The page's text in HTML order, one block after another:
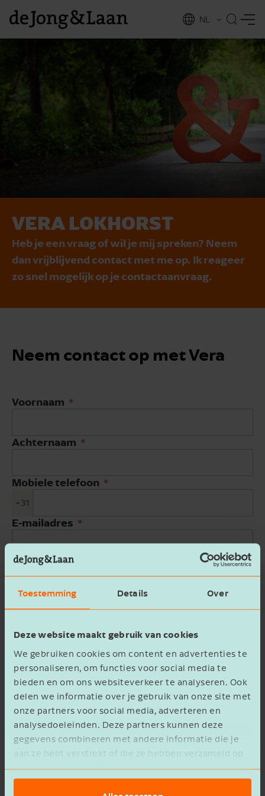
Toestemming Details Over
Deze website maakt gebruik van cookies
We gebruiken cookies om content en advertenties te
personaliseren, om functies voor social media te
bieden en om ons websiteverkeer te analyseren. Ook
delen we informatie over je gebruik van onze site met
onze partners voor social media, adverteren en
analysedoeleinden. Deze partners kunnen deze
gegevens combineren met andere informatie die je
aan ze hebt verstrekt of die ze hebben verzameld op
basis van het gebruik van hun services.
EN
NL
VERA LOKHORST
Heb je een vraag of wil je mij spreken? Neem
dan vrijblijvend contact met me op. Ik reageer
zo snel mogelijk op je contactaanvraag.
Neem contact op met Vera
Voornaam
Achternaam
Mobiele telefoon
+31
E-mailadres
Bedrijfsnaam
Ik ga akkoord met hetprivacy statement
Verzenden